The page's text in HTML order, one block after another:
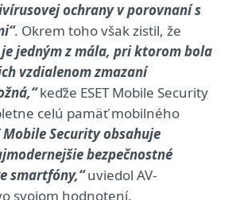
ochrany v porovnaní s
. Okrem toho však zistil, že
jedným z mála, pri ktorom bola
vzdialenom zmazaní
keďže ESET Mobile Security
celú pamäť mobilného
Mobile Security obsahuje
bezpečnostné
smartfóny,“uviedol AV-
svojom hodnotení.